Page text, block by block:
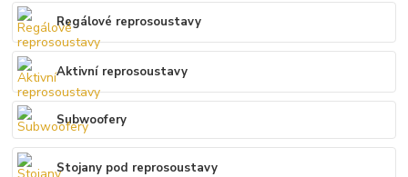
Regálové reprosoustavy
Aktivní reprosoustavy
Subwoofery
Stojany pod reprosoustavy